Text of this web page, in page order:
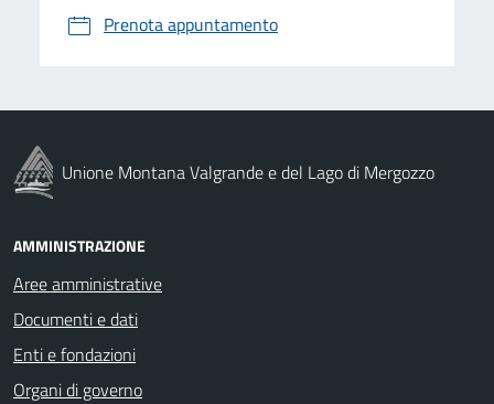
Prenota appuntamento
Unione Montana Valgrande e del Lago di Mergozzo
AMMINISTRAZIONE
Aree amministrative
Documenti e dati
Enti e fondazioni
Organi di governo